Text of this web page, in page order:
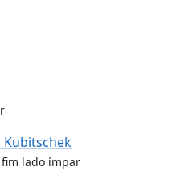
Kubitschek
fim lado ímpar